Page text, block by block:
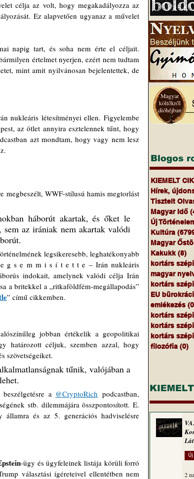
célja az volt, hogy megakadályozza az
Ez alapvetően ugyanaz a művelet
napig tart, és soha nem érte el céljait.
értelmet nyerjen, ezért nem tudtam
mint amit nyilvánosan bejelentettek, de
nukleáris létesítményei ellen. Figyelembe
az ötlet annyira esztelennek tűnt, hogy
azt mondtam, hogy vagy nem lesz
megbeszélt, WWF-stílusú hamis megtorlást
háborút akartak, és őket le
az irániak nem akartak valódi
legsikeresebb, leghatékonyabb
e g s e m m i s í t e t t e – Irán nukleáris
indokait, amelynek valódi célja Irán
a britekkel a „ritkaföldfém-megállapodás”
” című cikkemben.
jobban értékelik a geopolitikai
határozott céljuk, szemben azzal, hogy
szövetségeiket.
tűnik, valójában a
a @CryptoRich podcastban,
stb. dilemmájára összpontosított. E.
és az 5. generációs hadviselésre
-ügy és ügyfeleinek listája körüli forró
választási ígéreteivel ellentétben nem
Blogos
KIEMELT
Hírek,
Tisztelt
Magyar Idő
Új
Kultúra
Magyar
Kakukk (8)
kortárs
magyar
kortárs
EU
emlékezés
kortárs
kortárs
kortárs
filozófia (0)
2